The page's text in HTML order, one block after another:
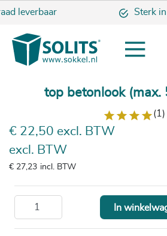
leverbaar Sterk
top betonlook (max.
(1)
€ 22,50 excl. BTW
excl. BTW
€ 27,23 incl. BTW
In